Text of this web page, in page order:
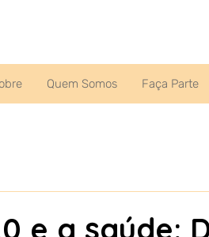
Quem Somos Faça Parte
e a saúde: